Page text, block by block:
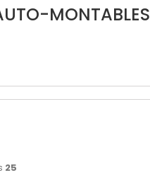
MONTABLES
25